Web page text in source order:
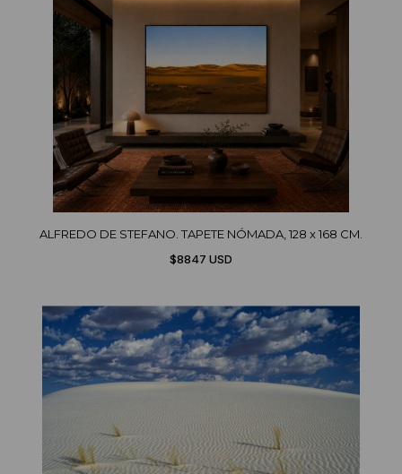
ALFREDO DE STEFANO. TAPETE NÓMADA, 128 x 168 CM.
$8847 USD